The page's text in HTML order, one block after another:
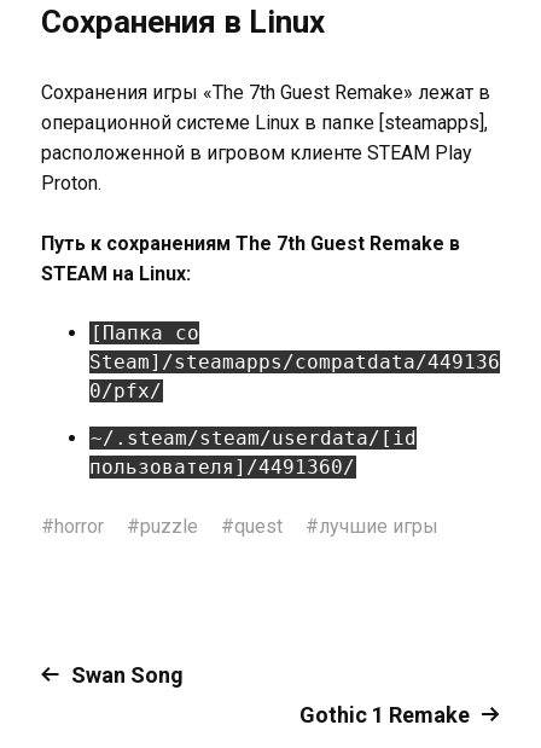
Сохранения в Linux
Сохранения игры «The 7th Guest Remake» лежат в
операционной системе Linux в папке [steamapps],
расположенной в игровом клиенте STEAM Play
Proton.
Путь к сохранениям The 7th Guest Remake в
STEAM на Linux:
[Папка со
Steam]/steamapps/compatdata/449136
0/pfx/
~/.steam/steam/userdata/[id
пользователя]/4491360/
#horror #puzzle #quest #лучшие игры
Swan Song
Gothic 1 Remake